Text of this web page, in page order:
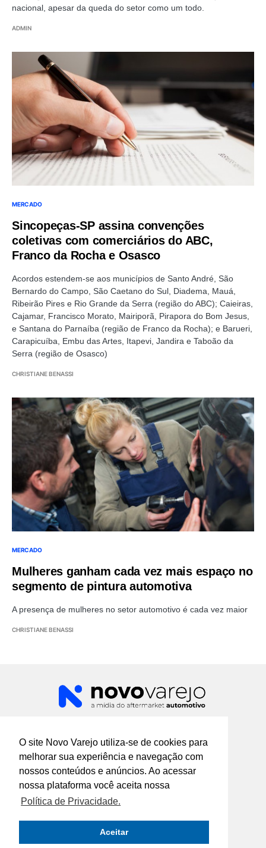
O site Novo Varejo utiliza-se de cookies para
melhorar sua experiência e navegação com
nossos conteúdos e anúncios. Ao acessar
nossa plataforma você aceita nossa
Política de Privacidade.
Aceitar
nacional, apesar da queda do setor como um todo.
ADMIN
MERCADO
Sincopeças-SP assina convenções
coletivas com comerciários do ABC,
Franco da Rocha e Osasco
Acordos estendem-se aos municípios de Santo André, São
Bernardo do Campo, São Caetano do Sul, Diadema, Mauá,
Ribeirão Pires e Rio Grande da Serra (região do ABC); Caieiras,
Cajamar, Francisco Morato, Mairiporã, Pirapora do Bom Jesus,
e Santana do Parnaíba (região de Franco da Rocha); e Barueri,
Carapicuíba, Embu das Artes, Itapevi, Jandira e Taboão da
Serra (região de Osasco)
CHRISTIANE BENASSI
MERCADO
Mulheres ganham cada vez mais espaço no
segmento de pintura automotiva
A presença de mulheres no setor automotivo é cada vez maior
CHRISTIANE BENASSI
Jardim Monte Kemel São Paulo SP
comercial@novomeio.com.br
marketing@novomeio.com.br
jornalismo@novomeio.com.br